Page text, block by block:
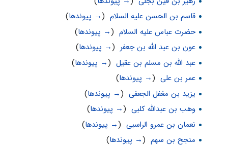
قاسم بن الحسن علیه السلام‏
(→ پیوندها)
حضرت عباس علیه السلام‏
(→ پیوندها)
عون بن عبد الله بن جعفر‏
(→ پیوندها)
عبد الله بن مسلم بن عقیل‏
(→ پیوندها)
عمر بن علی‏
(→ پیوندها)
یزید بن مغفل الجعفی‏
(→ پیوندها)
وهب بن عبدالله کلبی‏
(→ پیوندها)
نعمان بن عمرو الراسبی‏
(→ پیوندها)
منجح بن سهم‏
(→ پیوندها)